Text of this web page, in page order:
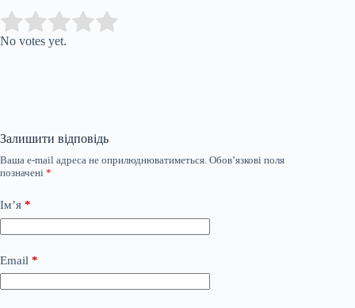
Rate this item:
No votes yet.
Залишити відповідь
Ваша e-mail адреса не оприлюднюватиметься. Обов’язкові поля
позначені *
Ім’я *
Email *